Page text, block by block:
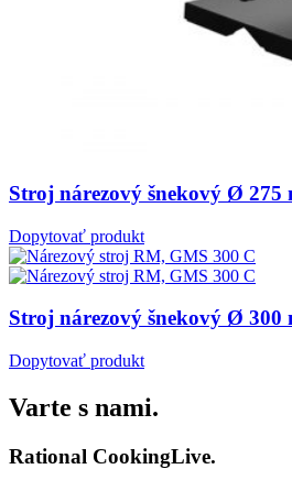
Stroj nárezový šnekový Ø 275
Dopytovať produkt
Stroj nárezový šnekový Ø 300
Dopytovať produkt
Varte s nami.
Rational CookingLive​.